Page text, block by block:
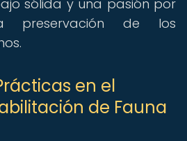
sólida y una pasión por
preservación de los
en el
de Fauna